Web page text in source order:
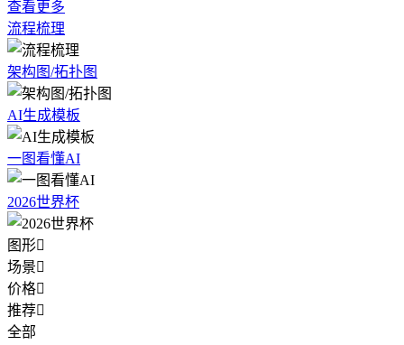
查看更多
流程梳理
架构图/拓扑图
AI生成模板
一图看懂AI
2026世界杯
图形
场景
价格
推荐
全部